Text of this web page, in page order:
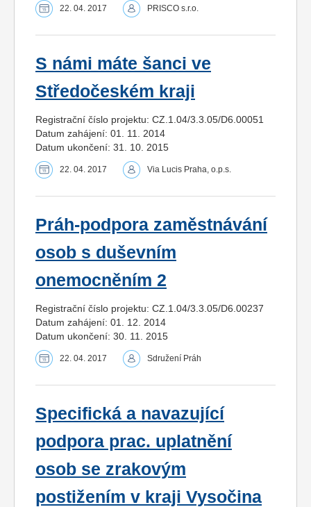
22. 04. 2017 PRISCO s.r.o.
S námi máte šanci ve
Středočeském kraji
Registrační číslo projektu: CZ.1.04/3.3.05/D6.00051
Datum zahájení: 01. 11. 2014
Datum ukončení: 31. 10. 2015
22. 04. 2017 Via Lucis Praha, o.p.s.
Práh-podpora zaměstnávání
osob s duševním
onemocněním 2
Registrační číslo projektu: CZ.1.04/3.3.05/D6.00237
Datum zahájení: 01. 12. 2014
Datum ukončení: 30. 11. 2015
22. 04. 2017 Sdružení Práh
Specifická a navazující
podpora prac. uplatnění
osob se zrakovým
postižením v kraji Vysočina